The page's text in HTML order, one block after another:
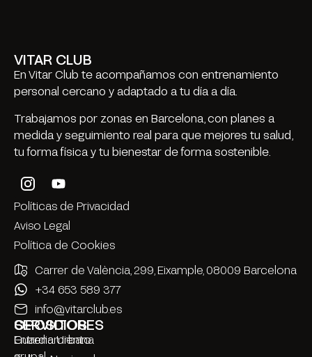
VITAR CLUB
En Vitar Club te acompañamos con entrenamiento
personal cercano y adaptado a tu día a día.
Trabajamos por zonas en Barcelona, con planes a
medida y seguimiento real para que mejores tu salud,
tu forma física y tu bienestar de forma sostenible.
Políticas de Privacidad
Aviso Legal
Política de Cookies
Carrer de València, 299, Eixample, 08009 Barcelona
+34 653 589 377
info@vitarclub.es
SERVICIOS
Entrenamiento
OPOSITORES
Guardia Urbana